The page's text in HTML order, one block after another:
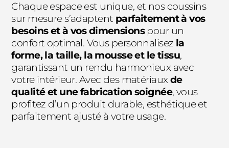
Chaque espace est unique, et nos coussins
sur mesure s’adaptent parfaitement à vos
besoins et à vos dimensionspour un
confort optimal. Vous personnalisez la
forme, la taille, la mousse et le tissu,
garantissant un rendu harmonieux avec
votre intérieur. Avec des matériauxde
qualité et une fabrication soignée, vous
profitez d’un produit durable, esthétique et
parfaitement ajusté à votre usage.